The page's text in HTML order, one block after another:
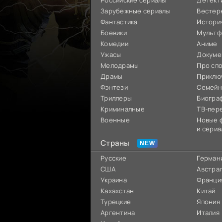
Зарубежные сериалы
Фантастика
Боевики
Комедии
Ужасы
Мелодрамы
Драмы
Фэнтези
Триллеры
Криминалные
Военные
Аниме
Про
ТВ-
Новые
и
Страны
Русские
США
Украина
Кахахстан
Турецкие
Аргентина
Китай
Япония
Италия